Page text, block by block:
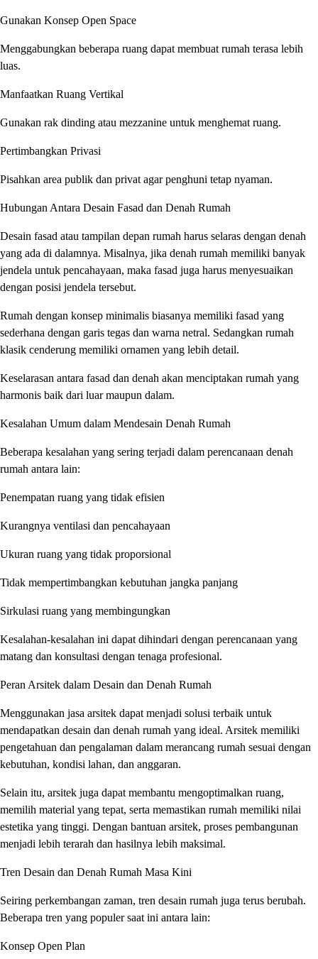
Gunakan Konsep Open Space
Menggabungkan beberapa ruang dapat membuat rumah terasa lebih
luas.
Manfaatkan Ruang Vertikal
Gunakan rak dinding atau mezzanine untuk menghemat ruang.
Pertimbangkan Privasi
Pisahkan area publik dan privat agar penghuni tetap nyaman.
Hubungan Antara Desain Fasad dan Denah Rumah
Desain fasad atau tampilan depan rumah harus selaras dengan denah
yang ada di dalamnya. Misalnya, jika denah rumah memiliki banyak
jendela untuk pencahayaan, maka fasad juga harus menyesuaikan
dengan posisi jendela tersebut.
Rumah dengan konsep minimalis biasanya memiliki fasad yang
sederhana dengan garis tegas dan warna netral. Sedangkan rumah
klasik cenderung memiliki ornamen yang lebih detail.
Keselarasan antara fasad dan denah akan menciptakan rumah yang
harmonis baik dari luar maupun dalam.
Kesalahan Umum dalam Mendesain Denah Rumah
Beberapa kesalahan yang sering terjadi dalam perencanaan denah
rumah antara lain:
Penempatan ruang yang tidak efisien
Kurangnya ventilasi dan pencahayaan
Ukuran ruang yang tidak proporsional
Tidak mempertimbangkan kebutuhan jangka panjang
Sirkulasi ruang yang membingungkan
Kesalahan-kesalahan ini dapat dihindari dengan perencanaan yang
matang dan konsultasi dengan tenaga profesional.
Peran Arsitek dalam Desain dan Denah Rumah
Menggunakan jasa arsitek dapat menjadi solusi terbaik untuk
mendapatkan desain dan denah rumah yang ideal. Arsitek memiliki
pengetahuan dan pengalaman dalam merancang rumah sesuai dengan
kebutuhan, kondisi lahan, dan anggaran.
Selain itu, arsitek juga dapat membantu mengoptimalkan ruang,
memilih material yang tepat, serta memastikan rumah memiliki nilai
estetika yang tinggi. Dengan bantuan arsitek, proses pembangunan
menjadi lebih terarah dan hasilnya lebih maksimal.
Tren Desain dan Denah Rumah Masa Kini
Seiring perkembangan zaman, tren desain rumah juga terus berubah.
Beberapa tren yang populer saat ini antara lain:
Konsep Open Plan